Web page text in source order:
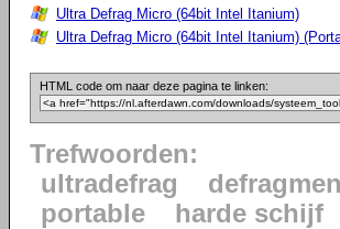
Ultra Defrag Micro (64bit Intel Itanium)
Ultra Defrag Micro (64bit Intel Itanium)
HTML code om naar deze pagina te linken:
Trefwoorden:
ultradefrag
portable
harde schijf